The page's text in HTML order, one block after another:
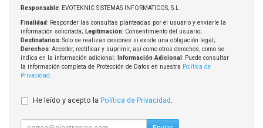
Responsable: EVOTEKNIC SISTEMAS INFORMATICOS, S.L.
Finalidad: Responder las consultas planteadas por el usuario y enviarle la
información solicitada; Legitimación: Consentimiento del usuario;
Destinatarios: Solo se realizan cesiones si existe una obligación legal;
Derechos: Acceder, rectificar y suprimir, así como otros derechos, como se
indica en la información adicional;
Información Adicional : Puede consultar
la información completa de Protección de Datos en nuestra Política de
Privacidad
He leído y acepto la Política de Privacidad